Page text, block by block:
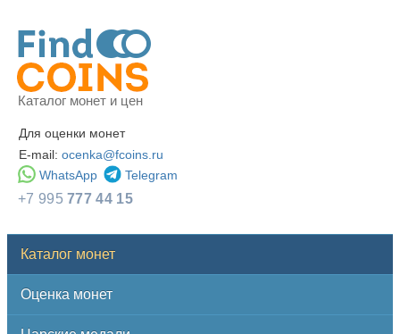
Каталог монет и цен
Для оценки монет
E-mail: ocenka@fcoins.ru
WhatsApp
Telegram
+7 995777 44 15
Каталог монет
Оценка монет